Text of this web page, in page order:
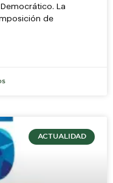
La
de
ACTUALIDAD